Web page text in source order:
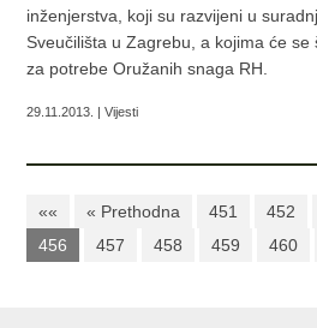
inženjerstva, koji su razvijeni u
Sveučilišta u Zagrebu, a kojima će
za potrebe Oružanih snaga RH.
29.11.2013. | Vijesti
«« « Prethodna 451 452
456
457 458 459 460